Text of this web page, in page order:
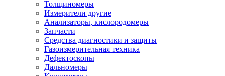
Толщиномеры
Измерители другие
Анализаторы, кислородомеры
Запчасти
Средства диагностики и защиты
Газоизмерительная техника
Дефектоскопы
Дальномеры